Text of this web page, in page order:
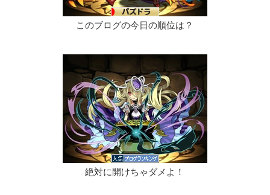
このブログの今日の順位は？
絶対に開けちゃダメよ！